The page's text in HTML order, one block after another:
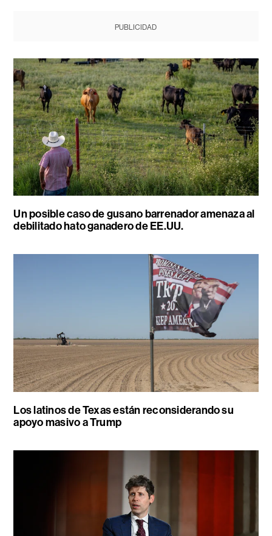
PUBLICIDAD
Un posible caso de gusano barrenador amenaza al
debilitado hato ganadero de EE.UU.
Los latinos de Texas están reconsiderando su
apoyo masivo a Trump